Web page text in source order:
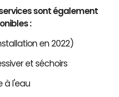
sont également
:
en 2022)
et séchoirs
à l'eau